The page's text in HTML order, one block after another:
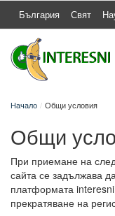
България Свят
Начало Общи условия
Общи
При приемане на
сайта се задължава
платформата
прекратяване на